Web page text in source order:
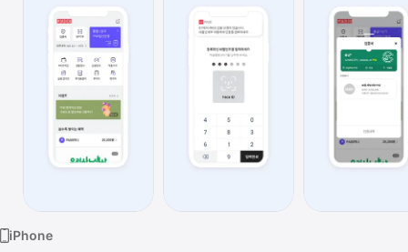
iPhone